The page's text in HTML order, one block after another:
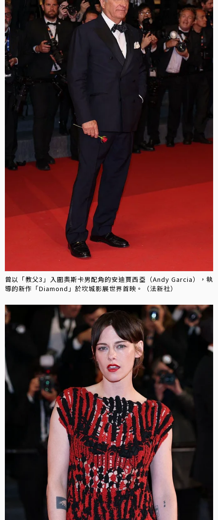
曾以「教父3」入圍奧斯卡男配角的安迪賈西亞（Andy Garcia），執
導的新作「Diamond」於坎城影展世界首映。（法新社）